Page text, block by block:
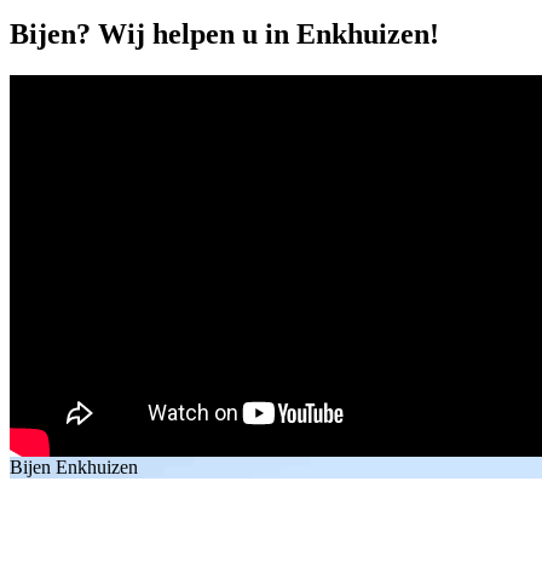
Bijen? Wij helpen u in Enkhuizen!
Bijen Enkhuizen